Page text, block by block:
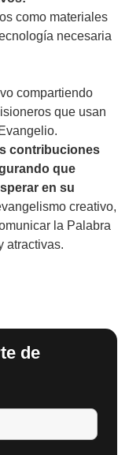
como materiales
necesaria
compartiendo
que usan
contribuciones
que
en su
creativo,
la Palabra
atractivas.
de